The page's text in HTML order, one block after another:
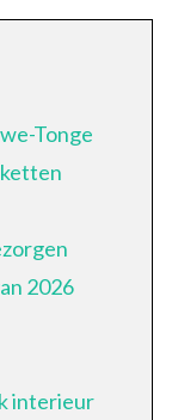
Tonge
2026
interieur